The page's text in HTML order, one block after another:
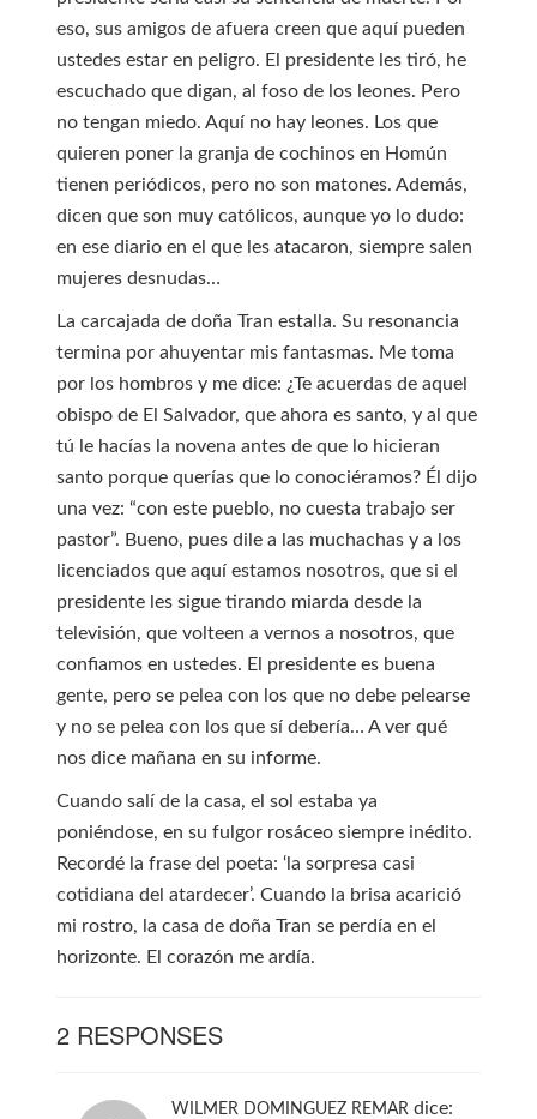
eso, sus amigos de afuera creen que aquí pueden
ustedes estar en peligro. El presidente les tiró, he
escuchado que digan, al foso de los leones. Pero
no tengan miedo. Aquí no hay leones. Los que
quieren poner la granja de cochinos en Homún
tienen periódicos, pero no son matones. Además,
dicen que son muy católicos, aunque yo lo dudo:
en ese diario en el que les atacaron, siempre salen
mujeres desnudas…
La carcajada de doña Tran estalla. Su resonancia
termina por ahuyentar mis fantasmas. Me toma
por los hombros y me dice: ¿Te acuerdas de aquel
obispo de El Salvador, que ahora es santo, y al que
tú le hacías la novena antes de que lo hicieran
santo porque querías que lo conociéramos? Él dijo
una vez: “con este pueblo, no cuesta trabajo ser
pastor”. Bueno, pues dile a las muchachas y a los
licenciados que aquí estamos nosotros, que si el
presidente les sigue tirando miarda desde la
televisión, que volteen a vernos a nosotros, que
confiamos en ustedes. El presidente es buena
gente, pero se pelea con los que no debe pelearse
y no se pelea con los que sí debería… A ver qué
nos dice mañana en su informe.
Cuando salí de la casa, el sol estaba ya
poniéndose, en su fulgor rosáceo siempre inédito.
Recordé la frase del poeta: ‘la sorpresa casi
cotidiana del atardecer’. Cuando la brisa acarició
mi rostro, la casa de doña Tran se perdía en el
horizonte. El corazón me ardía.
2 RESPONSES
WILMER DOMINGUEZ REMAR dice: